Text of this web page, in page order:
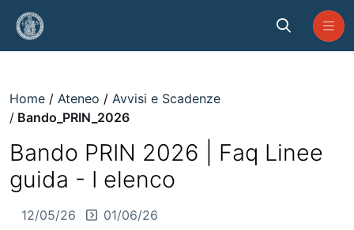
Skip to Main Content
Home Ateneo
Avvisi e Scadenze
Bando_PRIN_2026
Bando PRIN 2026 | Faq Linee
guida - I elenco
12/05/26 01/06/26